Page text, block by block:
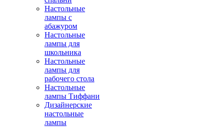
Настольные
лампы с
абажуром
Настольные
лампы для
школьника
Настольные
лампы для
рабочего стола
Настольные
лампы Тиффани
Дизайнерские
настольные
лампы